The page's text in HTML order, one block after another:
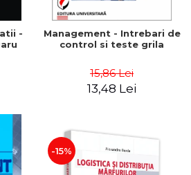
-
Management - Intrebari de
control si teste grila
15,86 Lei
13,48 Lei
-15%